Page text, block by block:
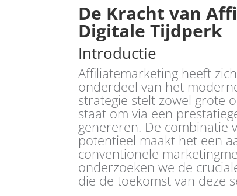
De Kracht van
Digitale Tijdperk
Introductie
Affiliatemarketing heeft
onderdeel van het
strategie stelt zowel grote
staat om via een
genereren. De combinatie
potentieel maakt het een
conventionele
onderzoeken we de
die de toekomst van deze